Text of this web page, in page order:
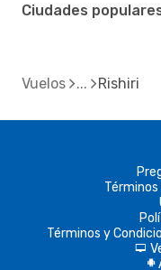
Ciudades
Vuelos Rishiri
Términos y
d
A